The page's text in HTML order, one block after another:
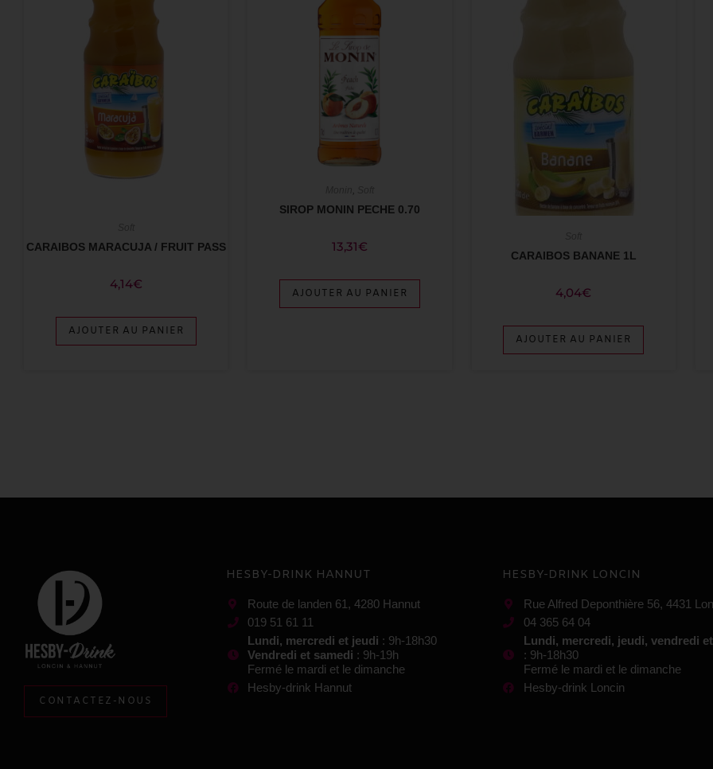
CARAIBOS MARACUJA / FRUIT PASS
4,14€
AJOUTER AU PANIER
SIROP MONIN PECHE 0.70
13,31€
AJOUTER AU PANIER
CARAIBOS BANANE 1L
4,04€
AJOUTER AU PANIER
CONTACTEZ-NOUS
HESBY-DRINK HANNUT
Route de landen 61, 4280 Hannut
019 51 61 11
Lundi, mercredi et jeudi : 9h-18h30
Vendredi et samedi : 9h-19h
Fermé le mardi et le dimanche
Hesby-drink Hannut
HESBY-DRINK LONCIN
Rue Alfred Deponthière 56, 4431
04 365 64 04
Lundi, mercredi, jeudi, vendredi
: 9h-18h30
Fermé le mardi et le dimanche
Hesby-drink Loncin